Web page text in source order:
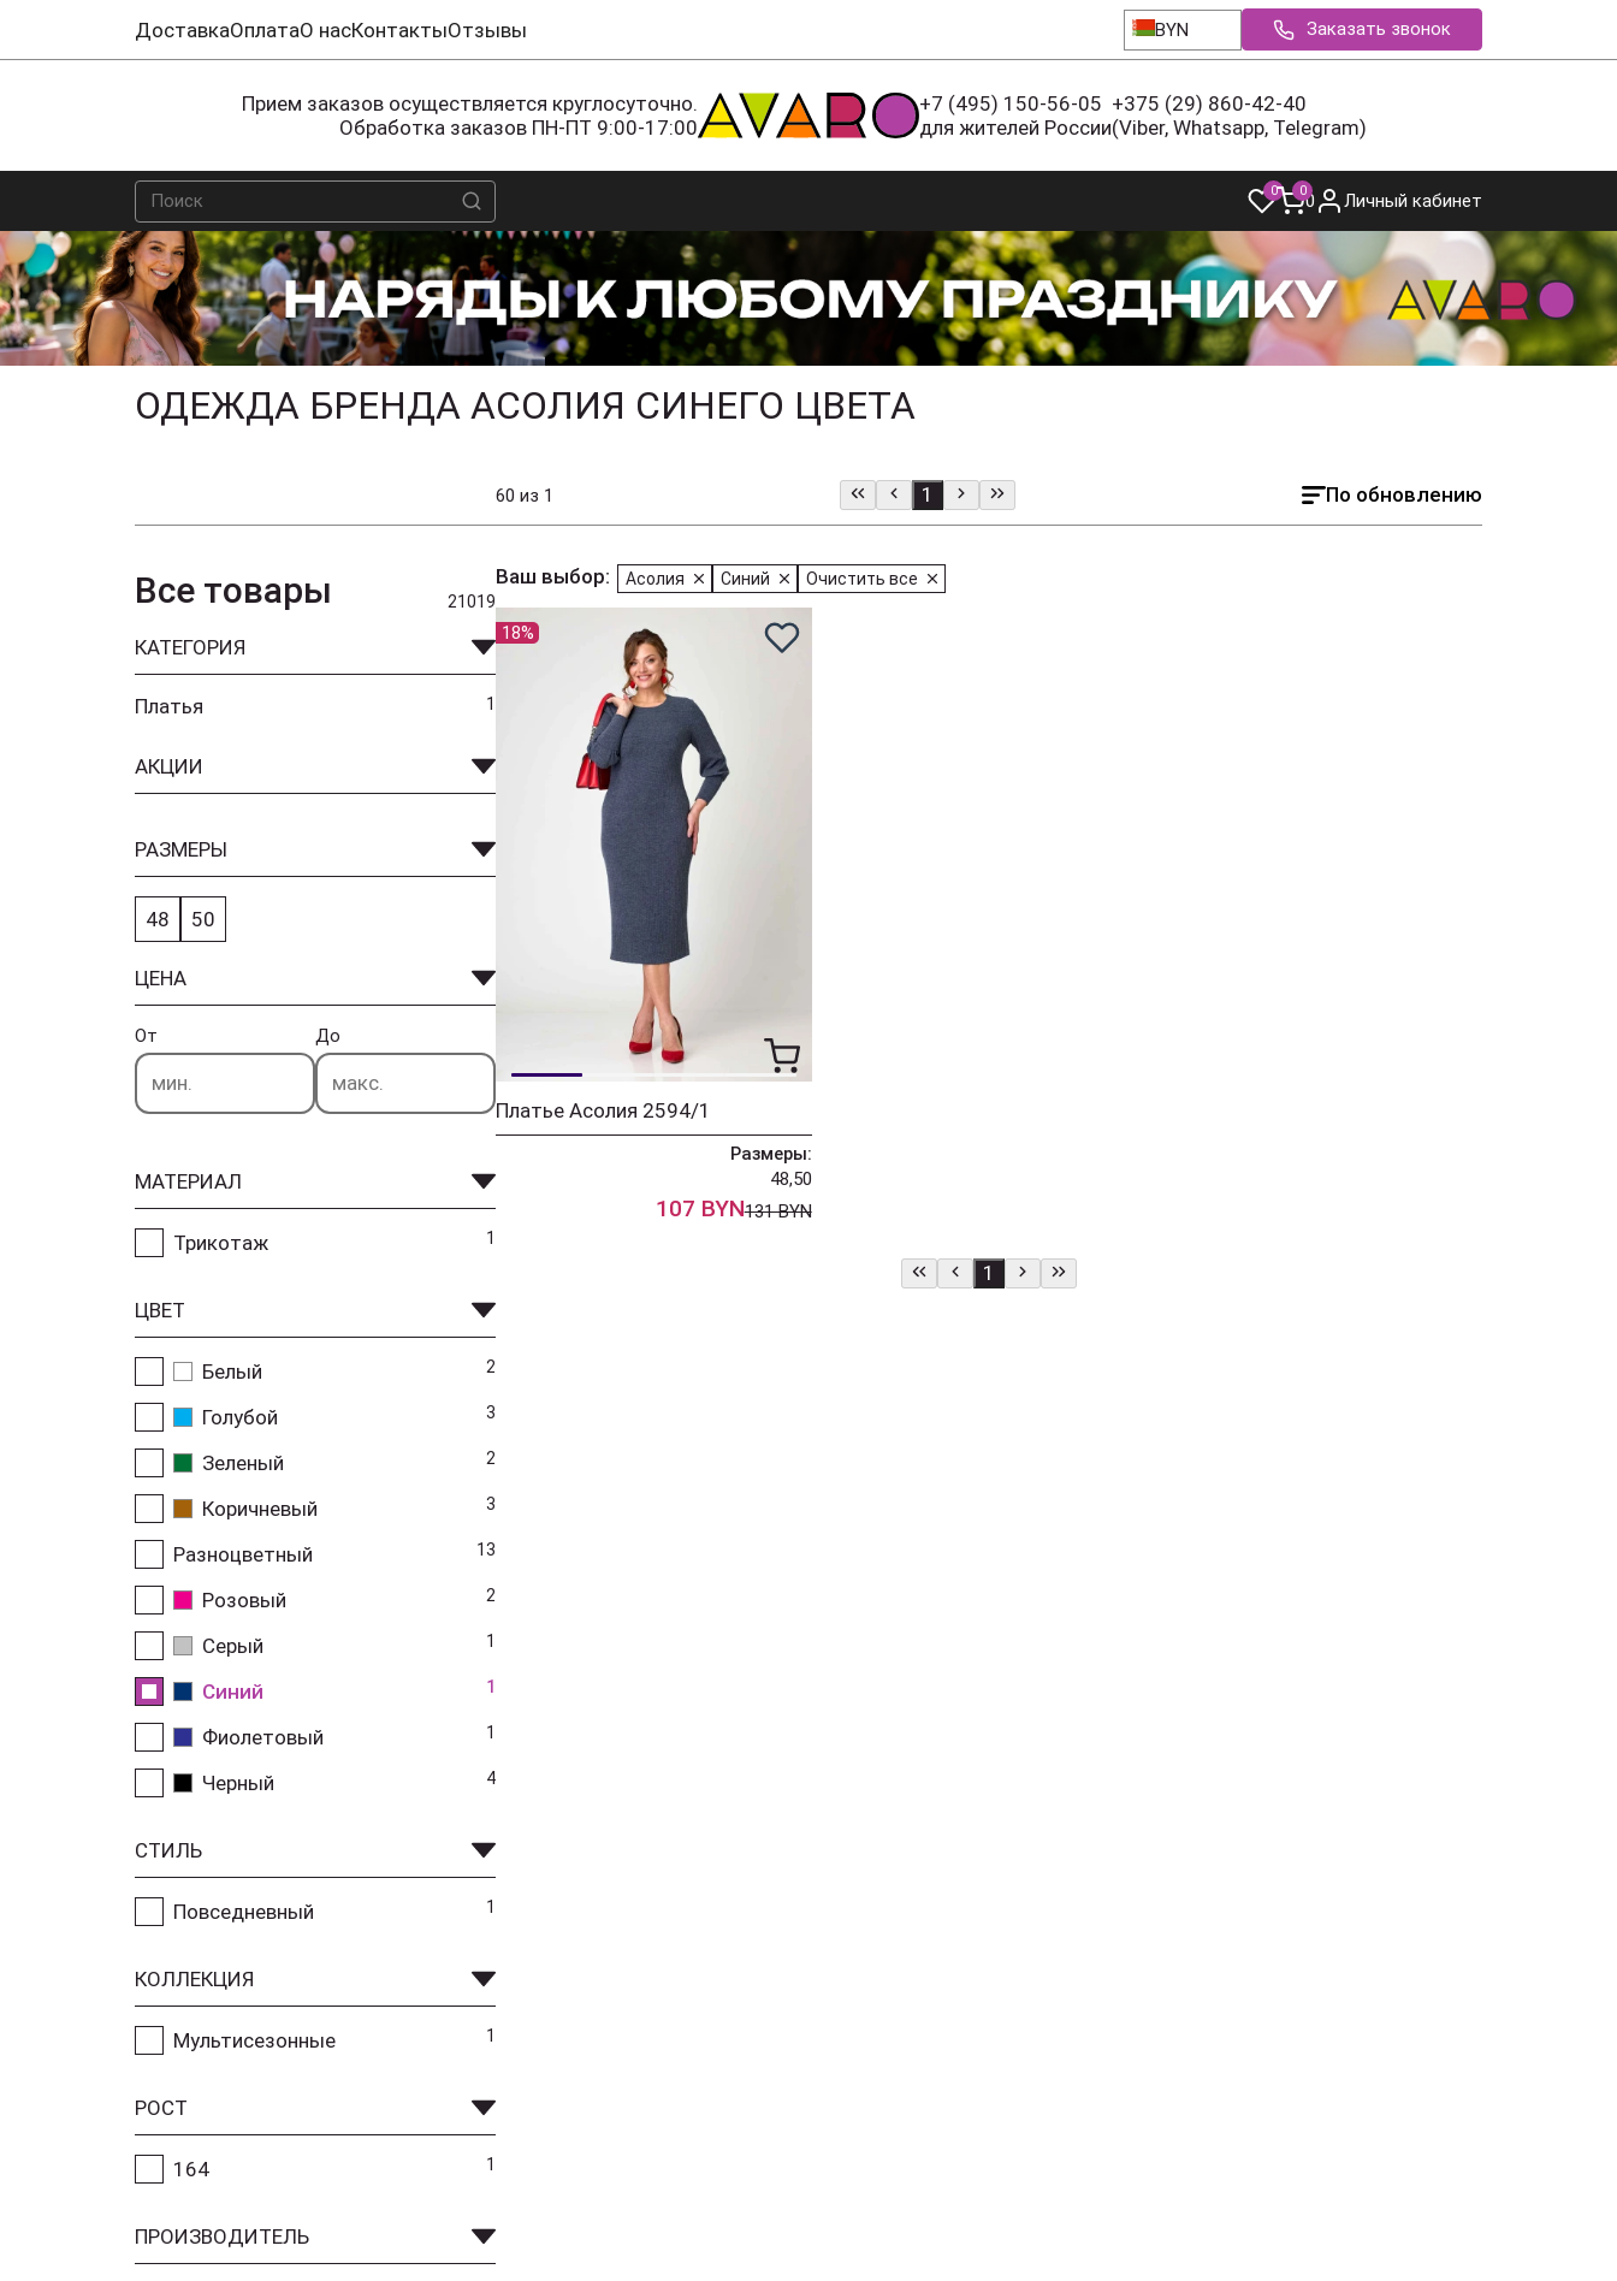
ДоставкаОплатаО насКонтактыОтзывы BYN Заказать звонок
Прием заказов осуществляется круглосуточно.
Обработка заказов ПН-ПТ 9:00-17:00
+7 (495) 150-56-05
для жителей России
+375 (29) 860-42-40
(Viber, Whatsapp, Telegram)
0 00 Личный кабинет
ОДЕЖДА БРЕНДА АСОЛИЯ СИНЕГО ЦВЕТА
60 из 1 По обновлению
1
Все товары 21019
КАТЕГОРИЯ
Платья 1
АКЦИИ
РАЗМЕРЫ
48 50
ЦЕНА
От До
МАТЕРИАЛ
Трикотаж 1
ЦВЕТ
Белый 2
Голубой 3
Зеленый 2
Коричневый 3
Разноцветный 13
Розовый 2
Серый 1
Синий 1
Фиолетовый 1
Черный 4
СТИЛЬ
Повседневный 1
КОЛЛЕКЦИЯ
Мультисезонные 1
РОСТ
164 1
ПРОИЗВОДИТЕЛЬ
Ваш выбор: Асолия Синий Очистить все
18%
Платье Асолия 2594/1
Размеры:
48,50
107 BYN131 BYN
1